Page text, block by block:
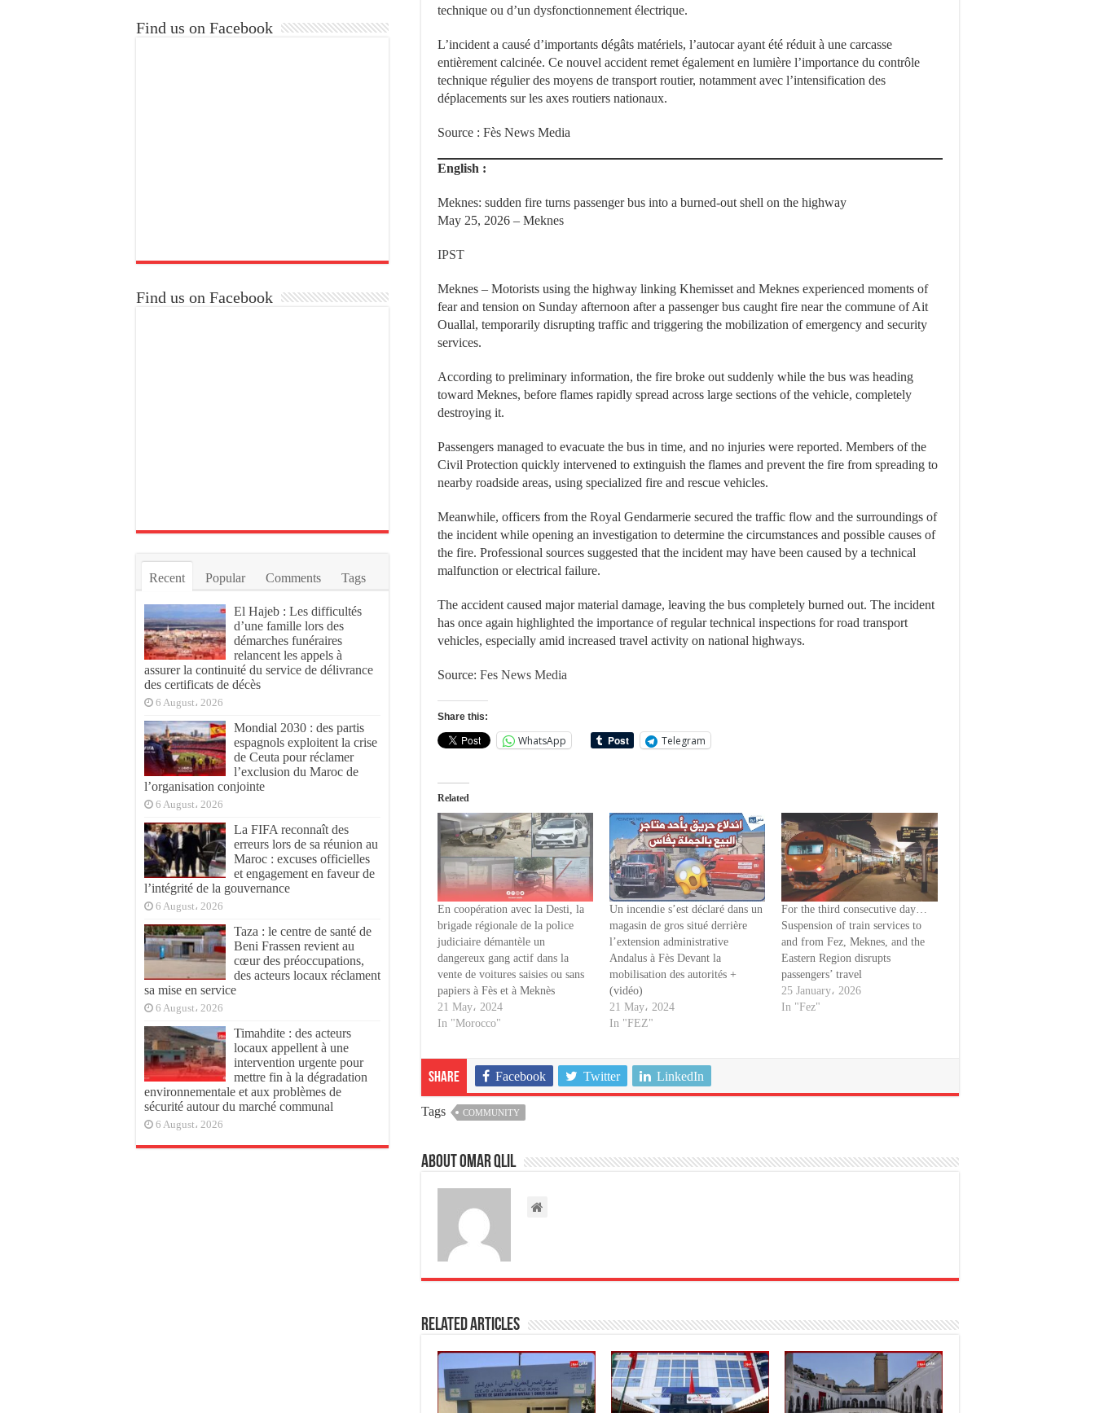
technique ou d’un dysfonctionnement électrique.
L’incident a causé d’importants dégâts matériels, l’autocar ayant été réduit à une carcasse
entièrement calcinée. Ce nouvel accident remet également en lumière l’importance du contrôle
technique régulier des moyens de transport routier, notamment avec l’intensification des
déplacements sur les axes routiers nationaux.
Source : Fès News Media
English :
Meknes: sudden fire turns passenger bus into a burned-out shell on the highway
May 25, 2026 – Meknes
IPST
Meknes – Motorists using the highway linking Khemisset and Meknes experienced moments of
fear and tension on Sunday afternoon after a passenger bus caught fire near the commune of Ait
Ouallal, temporarily disrupting traffic and triggering the mobilization of emergency and security
services.
According to preliminary information, the fire broke out suddenly while the bus was heading
toward Meknes, before flames rapidly spread across large sections of the vehicle, completely
destroying it.
Passengers managed to evacuate the bus in time, and no injuries were reported. Members of the
Civil Protection quickly intervened to extinguish the flames and prevent the fire from spreading to
nearby roadside areas, using specialized fire and rescue vehicles.
Meanwhile, officers from the Royal Gendarmerie secured the traffic flow and the surroundings of
the incident while opening an investigation to determine the circumstances and possible causes of
the fire. Professional sources suggested that the incident may have been caused by a technical
malfunction or electrical failure.
The accident caused major material damage, leaving the bus completely burned out. The incident
has once again highlighted the importance of regular technical inspections for road transport
vehicles, especially amid increased travel activity on national highways.
Source: Fes News Media
Share this:
WhatsApp Telegram
Related
En coopération avec la Desti, la
brigade régionale de la police
judiciaire démantèle un
dangereux gang actif dans la
vente de voitures saisies ou sans
papiers à Fès et à Meknès
21 May، 2024
In "Morocco"
Un incendie s’est déclaré dans un
magasin de gros situé derrière
l’extension administrative
Andalus à Fès Devant la
mobilisation des autorités +
(vidéo)
21 May، 2024
In "FEZ"
For the third consecutive day…
Suspension of train services to
and from Fez, Meknes, and the
Eastern Region disrupts
passengers’ travel
25 January، 2026
In "Fez"
Share Facebook Twitter LinkedIn
Tags COMMUNITY
About omar qlil
Related Articles
Find us on Facebook
Find us on Facebook
Recent Popular Comments Tags
El Hajeb : Les difficultés
d’une famille lors des
démarches funéraires
relancent les appels à
assurer la continuité du service de délivrance
des certificats de décès
6 August، 2026
Mondial 2030 : des partis
espagnols exploitent la crise
de Ceuta pour réclamer
l’exclusion du Maroc de
l’organisation conjointe
6 August، 2026
La FIFA reconnaît des
erreurs lors de sa réunion au
Maroc : excuses officielles
et engagement en faveur de
l’intégrité de la gouvernance
6 August، 2026
Taza : le centre de santé de
Beni Frassen revient au
cœur des préoccupations,
des acteurs locaux réclament
sa mise en service
6 August، 2026
Timahdite : des acteurs
locaux appellent à une
intervention urgente pour
mettre fin à la dégradation
environnementale et aux problèmes de
sécurité autour du marché communal
6 August، 2026